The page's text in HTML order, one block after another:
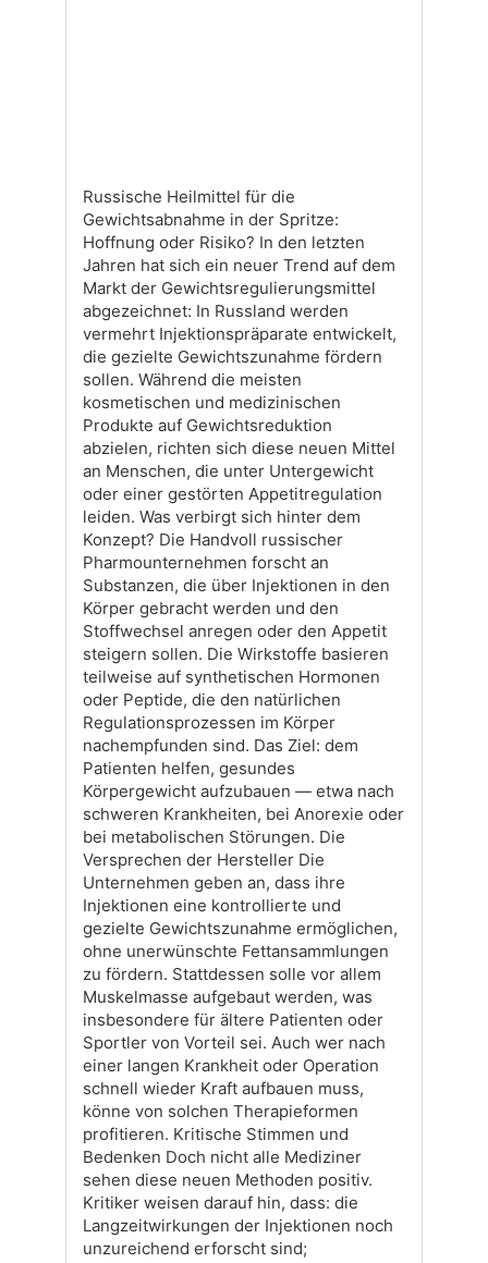
Russische Heilmittel für die
Gewichtsabnahme in der Spritze:
Hoffnung oder Risiko? In den letzten
Jahren hat sich ein neuer Trend auf dem
Markt der Gewichtsregulierungsmittel
abgezeichnet: In Russland werden
vermehrt Injektionspräparate entwickelt,
die gezielte Gewichtszunahme fördern
sollen. Während die meisten
kosmetischen und medizinischen
Produkte auf Gewichtsreduktion
abzielen, richten sich diese neuen Mittel
an Menschen, die unter Untergewicht
oder einer gestörten Appetitregulation
leiden. Was verbirgt sich hinter dem
Konzept? Die Handvoll russischer
Pharmounternehmen forscht an
Substanzen, die über Injektionen in den
Körper gebracht werden und den
Stoffwechsel anregen oder den Appetit
steigern sollen. Die Wirkstoffe basieren
teilweise auf synthetischen Hormonen
oder Peptide, die den natürlichen
Regulationsprozessen im Körper
nachempfunden sind. Das Ziel: dem
Patienten helfen, gesundes
Körpergewicht aufzubauen — etwa nach
schweren Krankheiten, bei Anorexie oder
bei metabolischen Störungen. Die
Versprechen der Hersteller Die
Unternehmen geben an, dass ihre
Injektionen eine kontrollierte und
gezielte Gewichtszunahme ermöglichen,
ohne unerwünschte Fettansammlungen
zu fördern. Stattdessen solle vor allem
Muskelmasse aufgebaut werden, was
insbesondere für ältere Patienten oder
Sportler von Vorteil sei. Auch wer nach
einer langen Krankheit oder Operation
schnell wieder Kraft aufbauen muss,
könne von solchen Therapieformen
profitieren. Kritische Stimmen und
Bedenken Doch nicht alle Mediziner
sehen diese neuen Methoden positiv.
Kritiker weisen darauf hin, dass: die
Langzeitwirkungen der Injektionen noch
unzureichend erforscht sind;